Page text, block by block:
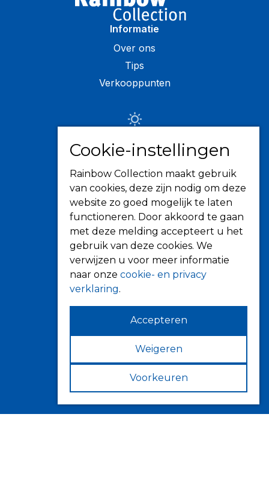
Informatie
Over ons
Tips
Verkooppunten
Knikarmschermen
Uitvalschermen
Rolluiken
Screens
Terrasoverkapping
Verandazonwering
Markiezen
Horren
Contact
4143 HJ Leerdam
Cookie-instellingen
Rainbow Collection maakt gebruik
van cookies, deze zijn nodig om deze
website zo goed mogelijk te laten
functioneren. Door akkoord te gaan
met deze melding accepteert u het
gebruik van deze cookies. We
verwijzen u voor meer informatie
naar onze cookie- en privacy
verklaring.
Accepteren
Weigeren
Voorkeuren